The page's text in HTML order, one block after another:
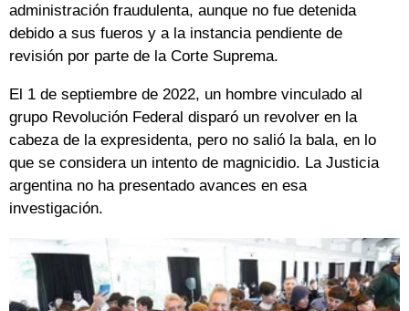
administración fraudulenta, aunque no fue detenida
debido a sus fueros y a la instancia pendiente de
revisión por parte de la Corte Suprema.
El 1 de septiembre de 2022, un hombre vinculado al
grupo Revolución Federal disparó un revolver en la
cabeza de la expresidenta, pero no salió la bala, en lo
que se considera un intento de magnicidio. La Justicia
argentina no ha presentado avances en esa
investigación.